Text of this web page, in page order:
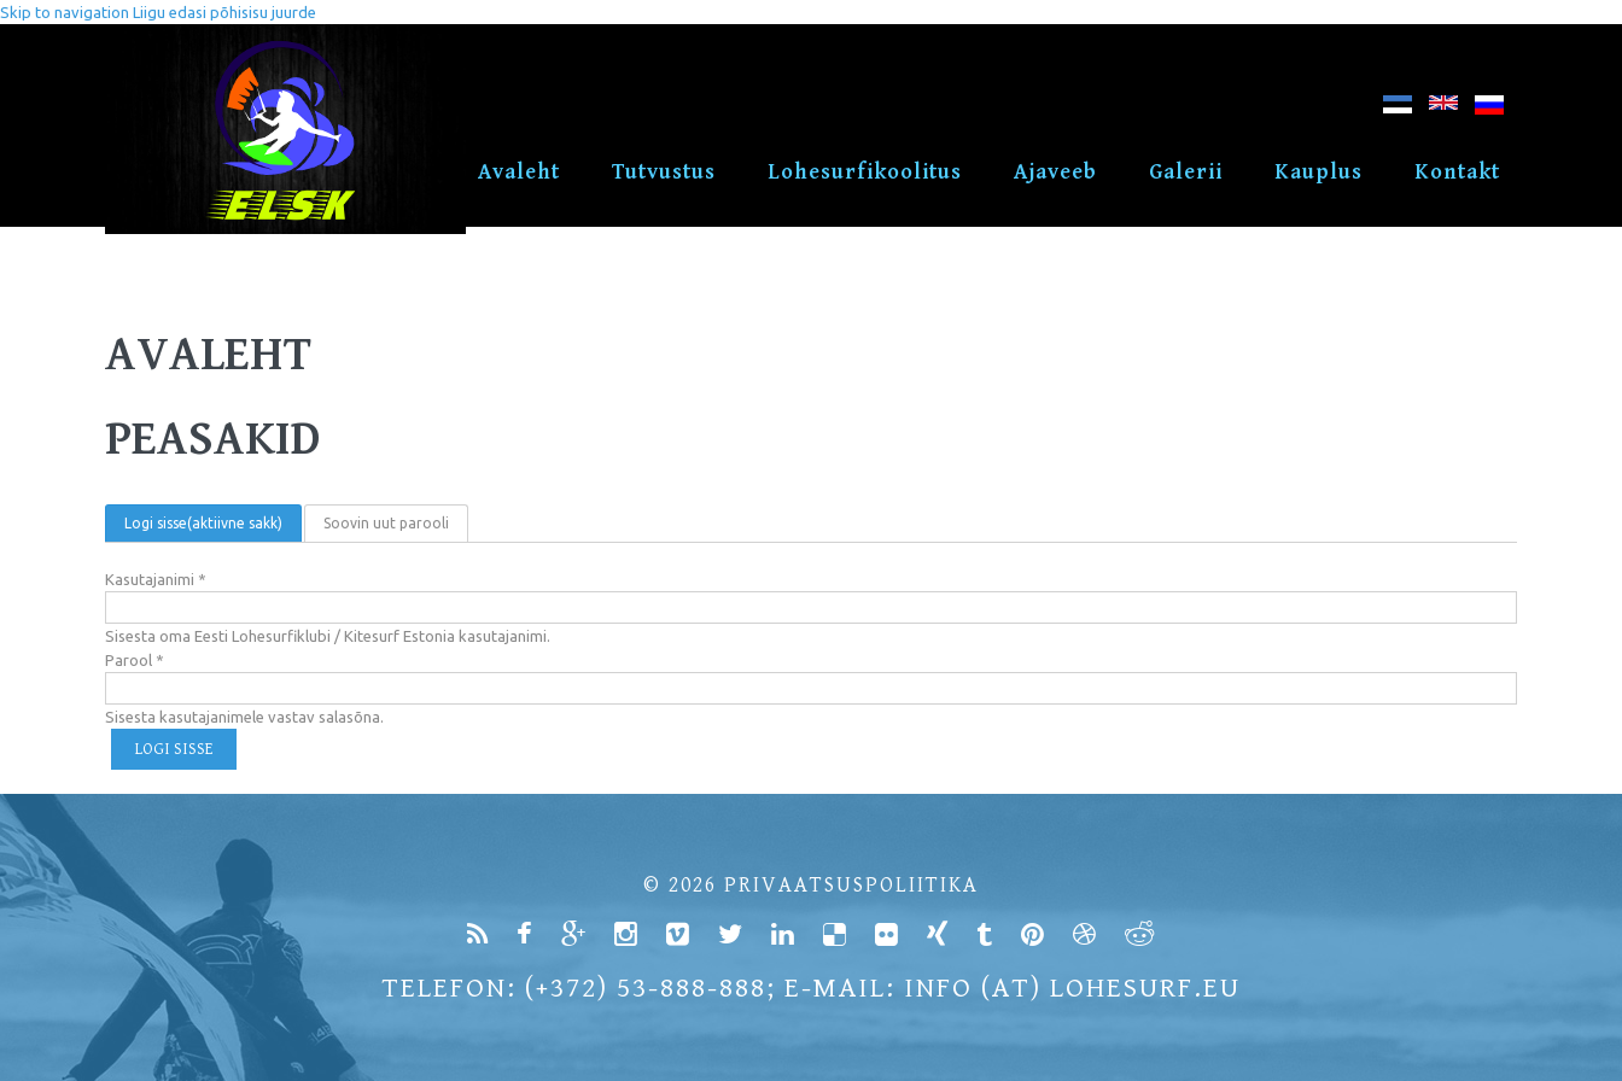
Skip to navigation Liigu edasi põhisisu juurde
Avaleht Tutvustus Lohesurfikoolitus Ajaveeb Galerii Kauplus Kontakt
AVALEHT
PEASAKID
Logi sisse(aktiivne sakk) Soovin uut parooli
Kasutajanimi *
Sisesta oma Eesti Lohesurfiklubi / Kitesurf Estonia kasutajanimi.
Parool *
Sisesta kasutajanimele vastav salasõna.
© 2026 PRIVAATSUSPOLIITIKA
TELEFON: (+372) 53-888-888; E-MAIL: INFO (AT) LOHESURF.EU